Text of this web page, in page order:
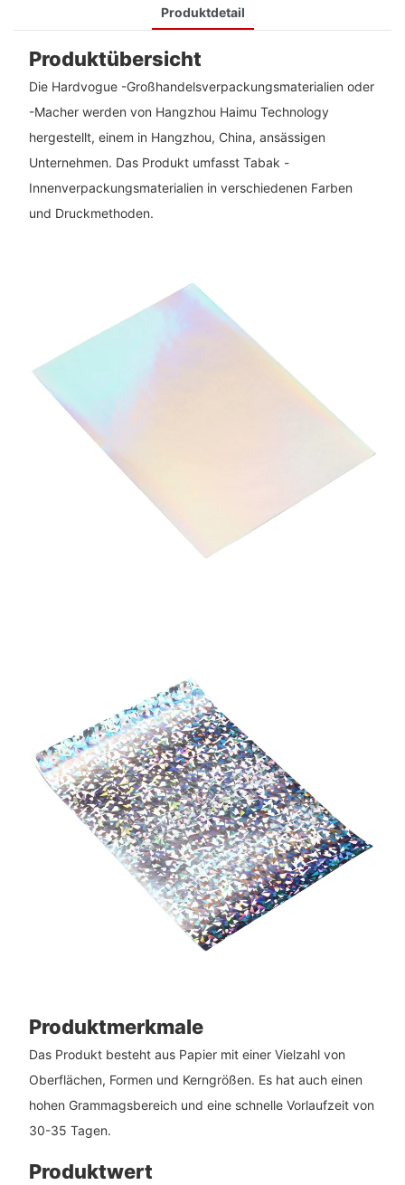
Produktdetail
Produktübersicht
Die Hardvogue -Großhandelsverpackungsmaterialien oder
-Macher werden von Hangzhou Haimu Technology
hergestellt, einem in Hangzhou, China, ansässigen
Unternehmen. Das Produkt umfasst Tabak -
Innenverpackungsmaterialien in verschiedenen Farben
und Druckmethoden.
Produktmerkmale
Das Produkt besteht aus Papier mit einer Vielzahl von
Oberflächen, Formen und Kerngrößen. Es hat auch einen
hohen Grammagsbereich und eine schnelle Vorlaufzeit von
30-35 Tagen.
Produktwert